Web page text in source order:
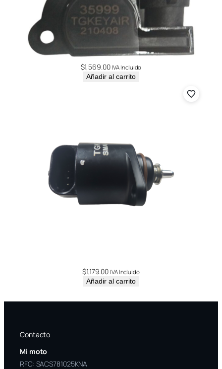
$1,569.00 IVA Incluido
Añadir al carrito
$1,179.00 IVA Incluido
Añadir al carrito
Contacto
Mi moto
RFC: SACS781025KNA